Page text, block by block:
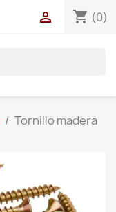
shopping_cart (0)

Tornillo madera